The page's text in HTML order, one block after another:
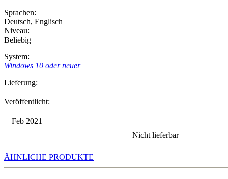
Sprachen:
Deutsch, Englisch
Niveau:
Beliebig
System:
Windows 10 oder neuer
Lieferung:
Veröffentlicht:
Feb 2021
Nicht lieferbar
ÄHNLICHE PRODUKTE